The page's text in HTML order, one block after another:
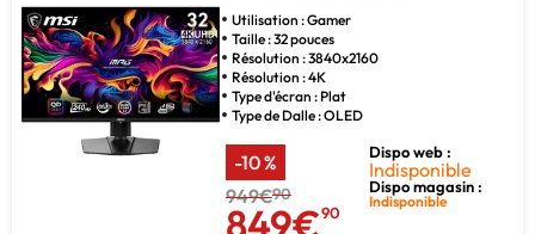
Utilisation : Gamer
Taille : 32 pouces
Résolution : 3840x2160
Résolution : 4K
Type d'écran : Plat
Type de Dalle : OLED
-10 %
949€90
90
Dispo web :
Indisponible
Dispo magasin :
Indisponible